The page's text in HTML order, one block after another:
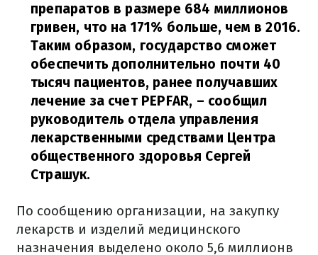
препаратов в размере 684 миллионов
гривен, что на 171% больше, чем в 2016.
Таким образом, государство сможет
обеспечить дополнительно почти 40
тысяч пациентов, ранее получавших
лечение за счет PEPFAR, – сообщил
руководитель отдела управления
лекарственными средствами Центра
общественного здоровья Сергей
Страшук.
По сообщению организации, на закупку
лекарств и изделий медицинского
назначения выделено около 5,6 миллионв